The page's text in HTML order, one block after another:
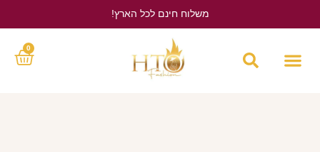
משלוח חינם לכל הארץ!
0